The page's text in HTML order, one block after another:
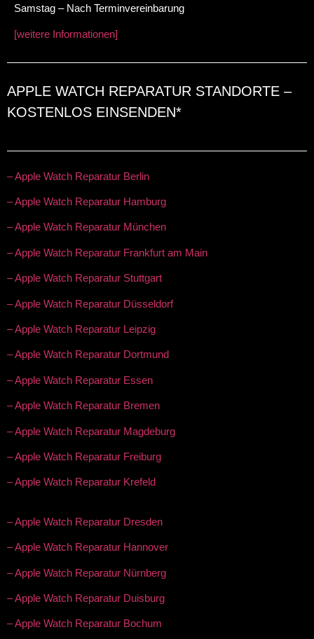
Samstag – Nach Terminvereinbarung
[weitere Informationen]
APPLE WATCH REPARATUR STANDORTE –
KOSTENLOS EINSENDEN*
– Apple Watch Reparatur Berlin
– Apple Watch Reparatur Hamburg
– Apple Watch Reparatur München
– Apple Watch Reparatur Frankfurt am Main
– Apple Watch Reparatur Stuttgart
– Apple Watch Reparatur Düsseldorf
– Apple Watch Reparatur Leipzig
– Apple Watch Reparatur Dortmund
– Apple Watch Reparatur Essen
– Apple Watch Reparatur Bremen
– Apple Watch Reparatur Magdeburg
– Apple Watch Reparatur Freiburg
– Apple Watch Reparatur Krefeld
– Apple Watch Reparatur Dresden
– Apple Watch Reparatur Hannover
– Apple Watch Reparatur Nürnberg
– Apple Watch Reparatur Duisburg
– Apple Watch Reparatur Bochum